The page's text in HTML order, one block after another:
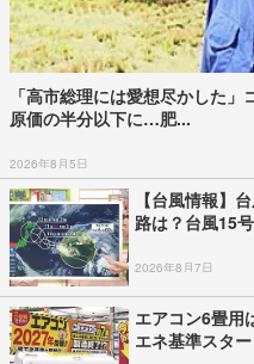
「高市総理には愛想尽かした
原価の半分以下に…肥...
2026年8月5日
【台風情報】
路は？台風15
2026年8月7日
エアコン6畳
エネ基準スタ